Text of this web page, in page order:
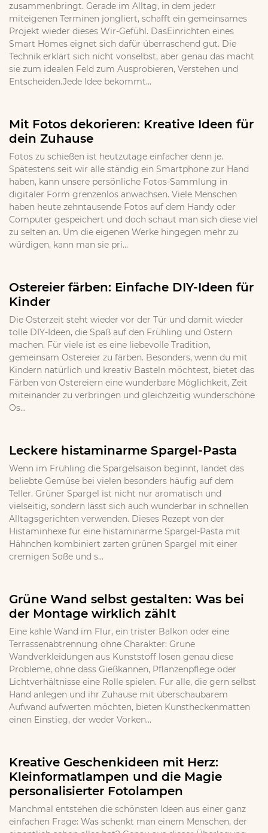
zusammenbringt. Gerade im Alltag, in dem jede:r
miteigenen Terminen jongliert, schafft ein gemeinsames
Projekt wieder dieses Wir-Gefühl. DasEinrichten eines
Smart Homes eignet sich dafür überraschend gut. Die
Technik erklärt sich nicht vonselbst, aber genau das macht
sie zum idealen Feld zum Ausprobieren, Verstehen und
Entscheiden.Jede Idee bekommt...
Mit Fotos dekorieren: Kreative Ideen für
dein Zuhause
Fotos zu schießen ist heutzutage einfacher denn je.
Spätestens seit wir alle ständig ein Smartphone zur Hand
haben, kann unsere persönliche Fotos-Sammlung in
digitaler Form grenzenlos anwachsen. Viele Menschen
haben heute zehntausende Fotos auf dem Handy oder
Computer gespeichert und doch schaut man sich diese viel
zu selten an. Um die eigenen Werke hingegen mehr zu
würdigen, kann man sie pri...
Ostereier färben: Einfache DIY-Ideen für
Kinder
Die Osterzeit steht wieder vor der Tür und damit wieder
tolle DIY-Ideen, die Spaß auf den Frühling und Ostern
machen. Für viele ist es eine liebevolle Tradition,
gemeinsam Ostereier zu färben. Besonders, wenn du mit
Kindern natürlich und kreativ Basteln möchtest, bietet das
Färben von Ostereiern eine wunderbare Möglichkeit, Zeit
miteinander zu verbringen und gleichzeitig wunderschöne
Os...
Leckere histaminarme Spargel-Pasta
Wenn im Frühling die Spargelsaison beginnt, landet das
beliebte Gemüse bei vielen besonders häufig auf dem
Teller. Grüner Spargel ist nicht nur aromatisch und
vielseitig, sondern lässt sich auch wunderbar in schnellen
Alltagsgerichten verwenden. Dieses Rezept von der
Histaminhexe für eine histaminarme Spargel-Pasta mit
Hähnchen kombiniert zarten grünen Spargel mit einer
cremigen Soße und s...
Grüne Wand selbst gestalten: Was bei
der Montage wirklich zählt
Eine kahle Wand im Flur, ein trister Balkon oder eine
Terrassenabtrennung ohne Charakter: Grune
Wandverkleidungen aus Kunststoff losen genau diese
Probleme, ohne dass Gießkannen, Pflanzenpflege oder
Lichtverhältnisse eine Rolle spielen. Fur alle, die gern selbst
Hand anlegen und ihr Zuhause mit überschaubarem
Aufwand aufwerten möchten, bieten Kunstheckenmatten
einen Einstieg, der weder Vorken...
Kreative Geschenkideen mit Herz:
Kleinformatlampen und die Magie
personalisierter Fotolampen
Manchmal entstehen die schönsten Ideen aus einer ganz
einfachen Frage: Was schenkt man einem Menschen, der